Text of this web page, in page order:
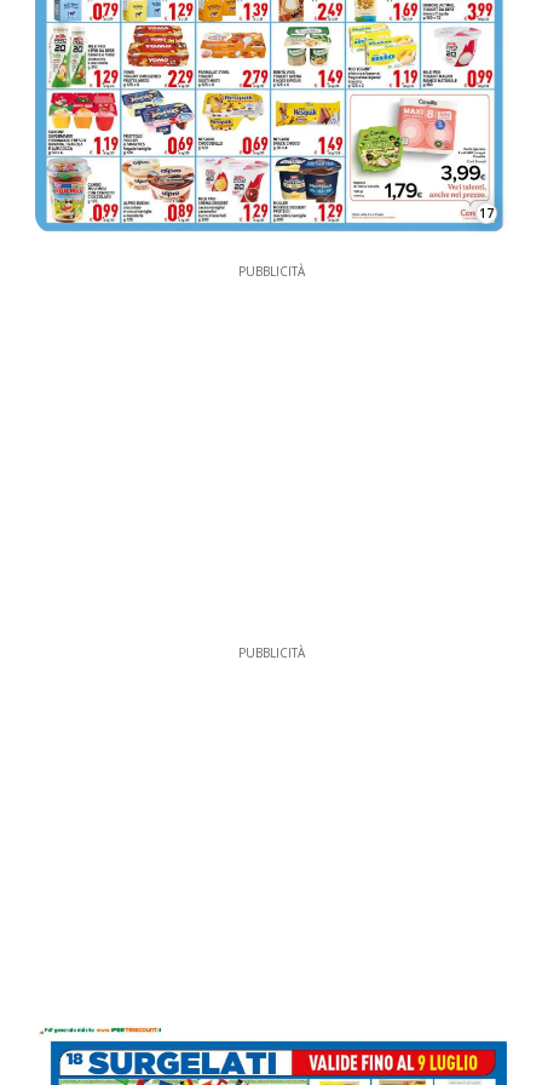
17
PUBBLICITÀ
PUBBLICITÀ